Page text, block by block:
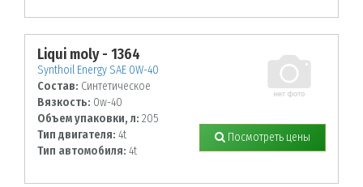
Liqui moly - 1364
Synthoil Energy SAE 0W-40
Состав: Синтетическое
Вязкость: 0w-40
Объем упаковки, л: 205
Тип двигателя: 4t
Тип автомобиля: 4t
Посмотреть цены